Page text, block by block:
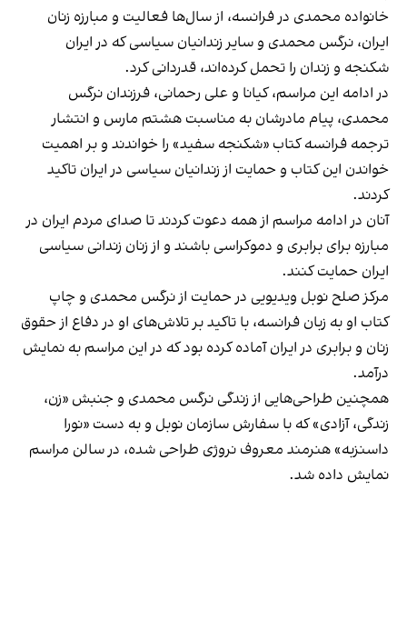
خانواده محمدی در فرانسه، از سال‌ها فعالیت و مبارزه زنان
ایران، نرگس محمدی و سایر زندانیان سیاسی که در ایران
شکنجه و زندان را تحمل کرده‌اند، قدردانی کرد.
در ادامه این مراسم، کیانا و علی رحمانی، فرزندان نرگس
محمدی، پیام مادرشان به مناسبت هشتم مارس و انتشار
ترجمه فرانسه کتاب «شکنجه سفید» را خواندند و بر اهمیت
خواندن این کتاب و حمایت از زندانیان سیاسی در ایران تاکید
کردند.
آنان در ادامه مراسم از همه دعوت کردند تا صدای مردم ایران در
مبارزه برای برابری و دموکراسی باشند و از زنان زندانی سیاسی
ایران حمایت کنند.
مرکز صلح نوبل ویدیویی در حمایت از نرگس محمدی و چاپ
کتاب او به زبان فرانسه، با تاکید بر تلاش‌های او در دفاع از حقوق
زنان و برابری در ایران آماده کرده بود که در این مراسم به نمایش
درآمد.
همچنین طراحی‌هایی از زندگی نرگس محمدی و جنبش «زن،
زندگی، آزادی» که با سفارش سازمان نوبل و به دست «نورا
داسنزبه» هنرمند معروف نروژی طراحی شده، در سالن مراسم
نمایش داده شد.